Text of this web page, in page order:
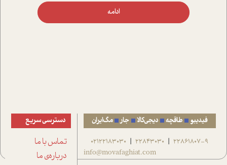
ادامه
فیدیبو طاقچه دیجی‌کالا جار مگ‌ایران
22861807-9
|
22843030
|
02122183030
info@movafaghiat.com
دسترسی سریع
تماس با ما
درباره‌ی ما